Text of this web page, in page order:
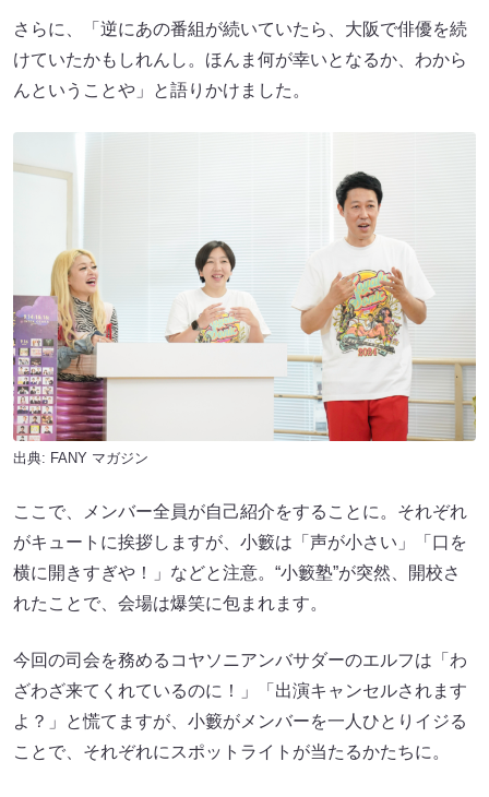
さらに、「逆にあの番組が続いていたら、大阪で俳優を続
けていたかもしれんし。ほんま何が幸いとなるか、わから
んということや」と語りかけました。
出典: FANY マガジン
ここで、メンバー全員が自己紹介をすることに。それぞれ
がキュートに挨拶しますが、小籔は「声が小さい」「口を
横に開きすぎや！」などと注意。“小籔塾”が突然、開校さ
れたことで、会場は爆笑に包まれます。
今回の司会を務めるコヤソニアンバサダーのエルフは「わ
ざわざ来てくれているのに！」「出演キャンセルされます
よ？」と慌てますが、小籔がメンバーを一人ひとりイジる
ことで、それぞれにスポットライトが当たるかたちに。